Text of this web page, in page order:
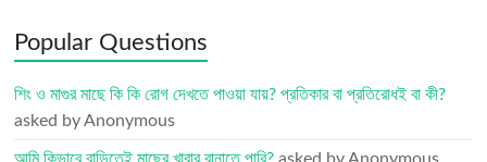
Popular Questions
শিং ও মাগুর মাছে কি কি রোগ দেখতে পাওয়া যায়? প্রতিকার বা প্রতিরোধই বা কী?
asked by Anonymous